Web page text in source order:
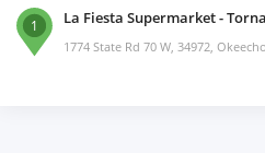
1 La Fiesta Supermarket -
1774 State Rd 70 W, 34972,